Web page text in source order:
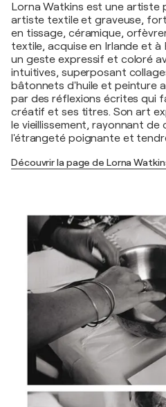
Lorna Watkins est une artiste
artiste textile et graveuse,
en tissage, céramique,
textile, acquise en Irlande et à
un geste expressif et coloré
intuitives, superposant
bâtonnets d'huile et peinture
par des réflexions écrites qui
créatif et ses titres. Son art
le vieillissement, rayonnant
l'étrangeté poignante et
Découvrir la page de Lorna